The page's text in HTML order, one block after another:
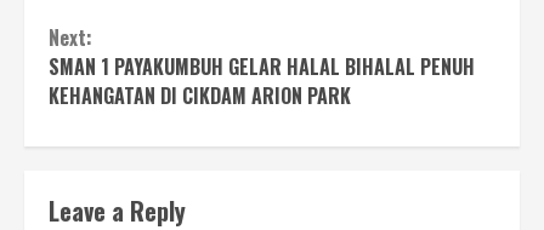
Next:
SMAN 1 PAYAKUMBUH GELAR HALAL BIHALAL PENUH
KEHANGATAN DI CIKDAM ARION PARK
Leave a Reply